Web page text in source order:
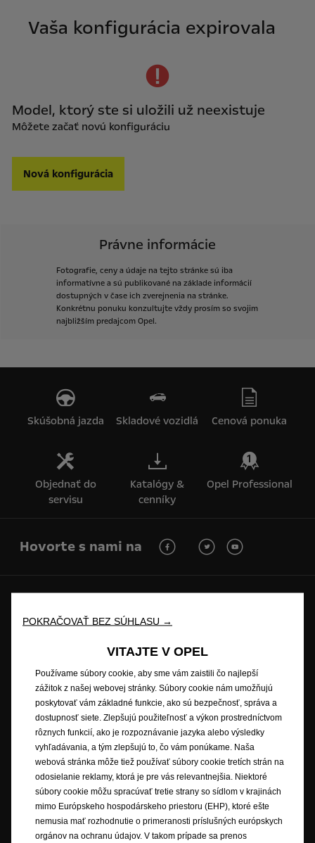
Vaša konfigurácia expirovala
Model, ktorý ste si uložili už neexistuje
Môžete začať novú konfiguráciu
Nová konfigurácia
Právne informácie
Fotografie, ceny a údaje na tejto stránke sú iba
informatívne a sú publikované na základe informácií
dostupných v čase ich zverejnenia na stránke.
Konkrétnu ponuku konzultujte vždy prosím so svojim
najbližším predajcom Opel.
Skúšobná jazda Skladové vozidlá Cenová ponuka
Objednať do
servisu
Katalógy &
cenníky
Opel Professional
Hovorte s nami na
Ochranné známky a práva
Ochrana osobných údajov
Opel worldwide
Prehlásenie o zhode
Nastavenia cookies
Popisy a ilustrácie prvkov a funkcií môžu zobrazovať alebo sa vzťahovať
na voliteľné príslušenstvo, ktoré sa nedodáva v rámci štandardnej výbavy.
Uvedené informácie boli presné v čase publikovania. Vyhradzujeme si
právo na zmeny v dizajne a vybavení. Uvedené farby sú iba približné a
nemusia presne zodpovedať skutočným farbám. Ilustrované doplnkové
vybavenie je k dispozícii za príplatok. Dostupnosť, technické parametre a
vybavenie našich vozidiel sa môžu líšiť alebo môžu byť v ponuke len v
niektorých krajinách alebo len za príplatok. Ak máte záujem o presné
informácie o vybavení našich vozidiel, obráťte sa na miestneho partnera
POKRAČOVAŤ BEZ SÚHLASU →
VITAJTE V OPEL
Používame súbory cookie, aby sme vám zaistili čo najlepší
zážitok z našej webovej stránky. Súbory cookie nám umožňujú
poskytovať vám základné funkcie, ako sú bezpečnosť, správa a
dostupnosť siete. Zlepšujú použiteľnosť a výkon prostredníctvom
rôznych funkcií, ako je rozpoznávanie jazyka alebo výsledky
vyhľadávania, a tým zlepšujú to, čo vám ponúkame. Naša
webová stránka môže tiež používať súbory cookie tretích strán na
odosielanie reklamy, ktorá je pre vás relevantnejšia. Niektoré
súbory cookie môžu spracúvať tretie strany so sídlom v krajinách
mimo Európskeho hospodárskeho priestoru (EHP), ktoré ešte
nemusia mať rozhodnutie o primeranosti príslušných európskych
orgánov na ochranu údajov. V takom prípade sa prenos